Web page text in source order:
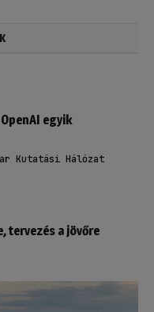
egyik
Kutatási Hálózat
tervezés a jövőre